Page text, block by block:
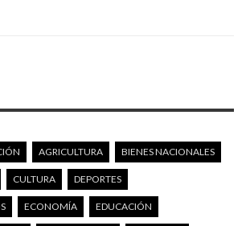
AGRICULTURA BIENES NACIONALES
CULTURA DEPORTES
ECONOMÍA EDUCACIÓN